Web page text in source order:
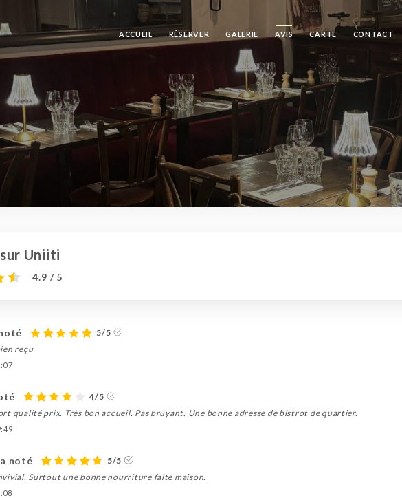
ACCUEIL RÉSERVER GALERIE AVIS CARTE CONTACT
Uniiti
4.9 / 5
5/5
reçu
4/5
qualité prix. Très bon accueil. Pas bruyant. Une bonne adresse de bistrot de quartier.
noté
5/5
Surtout une bonne nourriture faite maison.